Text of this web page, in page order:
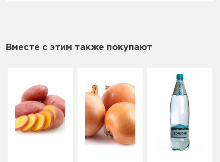
Вместе с этим также покупают